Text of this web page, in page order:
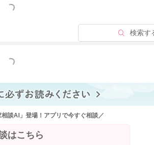
と見る
検索す
と見る
談AI」登場！アプリで今すぐ相談／
はこちら